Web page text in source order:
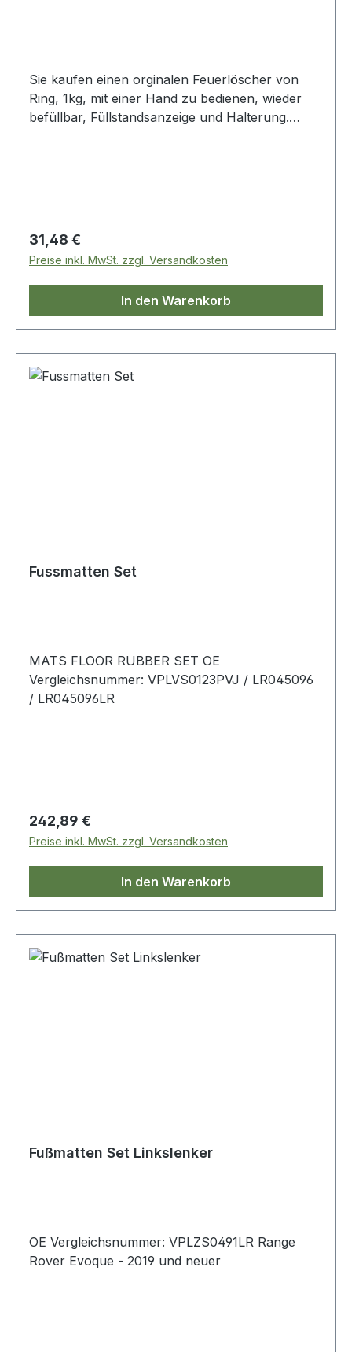
Sie kaufen einen orginalen Feuerlöscher von
Ring, 1kg, mit einer Hand zu bedienen, wieder
befüllbar, Füllstandsanzeige und Halterung.
Regulärer Preis:
31,48 €
Preise inkl. MwSt. zzgl. Versandkosten
In den Warenkorb
Fussmatten Set
MATS FLOOR RUBBER SET OE
Vergleichsnummer: VPLVS0123PVJ / LR045096
/ LR045096LR
Regulärer Preis:
242,89 €
Preise inkl. MwSt. zzgl. Versandkosten
In den Warenkorb
Fußmatten Set Linkslenker
OE Vergleichsnummer: VPLZS0491LR Range
Rover Evoque - 2019 und neuer